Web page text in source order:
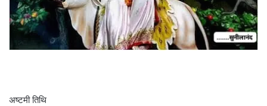
अष्टमी तिथि